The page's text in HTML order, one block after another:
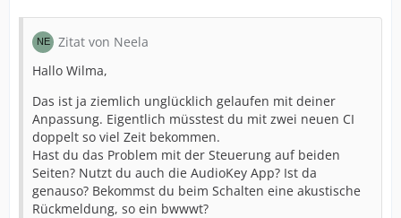
Zitat von Neela
Hallo Wilma,
Das ist ja ziemlich unglücklich gelaufen mit deiner
Anpassung. Eigentlich müsstest du mit zwei neuen CI
doppelt so viel Zeit bekommen.
Hast du das Problem mit der Steuerung auf beiden
Seiten? Nutzt du auch die AudioKey App? Ist da
genauso? Bekommst du beim Schalten eine akustische
Rückmeldung, so ein bwwwt?